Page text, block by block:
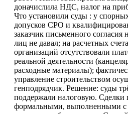
доначислила НДС, налог на
Что установили суды : у
допусков СРО и
заказчик письменного согласия
лиц не давал; на расчетных
организаций отсутствовали
реальной деятельности
расходные материалы);
управление строительством
генподрядчик. Решение: суды
поддержали налоговую. Сделки
формальными, выполненными с